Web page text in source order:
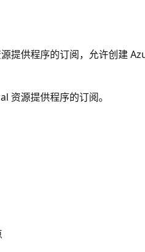
提供程序的订阅，允许创建
资源提供程序的订阅。